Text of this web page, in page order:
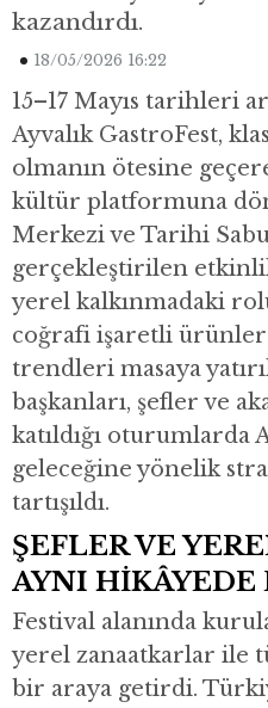
kazandırdı.
18/05/2026 16:22
15–17 Mayıs tarihleri
Ayvalık GastroFest,
olmanın ötesine
kültür platformuna
Merkezi ve Tarihi
gerçekleştirilen
yerel kalkınmadaki
coğrafi işaretli
trendleri masaya
başkanları, şefler ve
katıldığı oturumlarda
geleceğine yönelik
tartışıldı.
ŞEFLER VE
AYNI HİKÂYEDE
Festival alanında
yerel zanaatkarlar ile
bir araya getirdi.